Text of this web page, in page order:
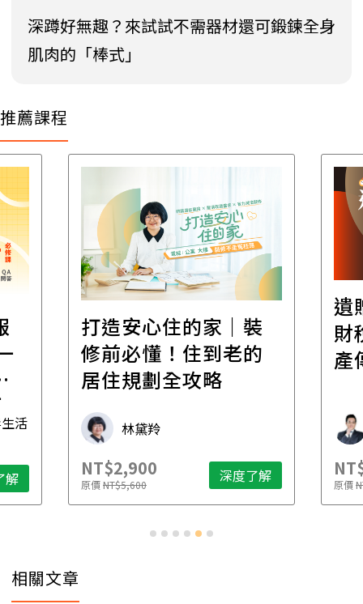
深蹲好無趣？來試試不需器材還可鍛鍊全身
肌肉的「棒式」
推薦課程
活
解
打造安心住的家｜裝
修前必懂！住到老的
居住規劃全攻略
林黛羚
NT$2,900
原價NT$5,600 深度了解
遺
財
產
原價
相關文章